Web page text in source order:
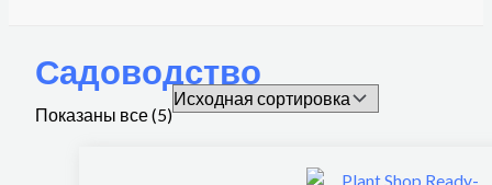
Садоводство
Показаны все (5)